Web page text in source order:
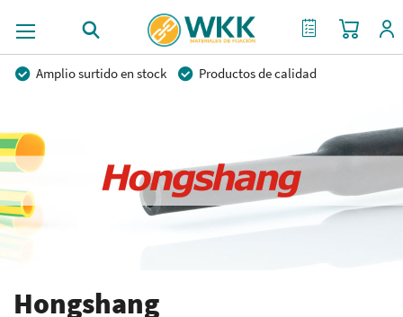
Mi cesta
Mi Cotización
Amplio surtido en stock
Productos de calidad
Asesoramiento personal
Más de 40 años de experiencia
Posibilidad de crear marca privada
Hongshang